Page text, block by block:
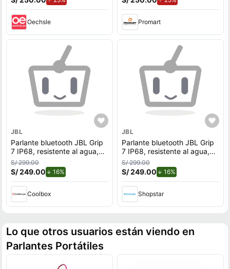
Oechsle Promart
JBL
Parlante bluetooth JBL Grip
7 IP68, resistente al agua,
hasta 14 horas, azul
S/ 299.00
S/ 249.00 16%
Coolbox
JBL
Parlante bluetooth JBL Grip
7 IP68, resistente al agua,
hasta 14 horas, azul
S/ 299.00
S/ 249.00 16%de descuento.
Shopstar
Lo que otros usuarios están viendo en
Parlantes Portátiles